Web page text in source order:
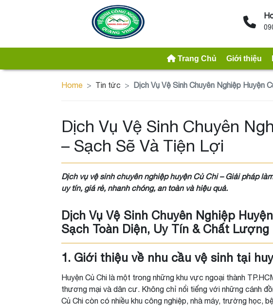
Trang Chủ Giới thiệu
Home Tin tức Dịch Vụ Vệ Sinh Chuyên Nghiệp Huyện
Dịch Vụ Vệ Sinh Chuyên
– Sạch Sẽ Và Tiện Lợi
Dịch vụ vệ sinh chuyên nghiệp huyện Củ Chi – Giải pháp
uy tín, giá rẻ, nhanh chóng, an toàn và hiệu quả.
Dịch Vụ Vệ Sinh Chuyên Nghiệp
Sạch Toàn Diện, Uy Tín & Chất Lượng
1. Giới thiệu về nhu cầu vệ sinh tại
Huyện Củ Chi là một trong những khu vực ngoại thành
thương mại và dân cư. Không chỉ nổi tiếng với những cánh
Củ Chi còn có nhiều khu công nghiệp, nhà máy, trường học,